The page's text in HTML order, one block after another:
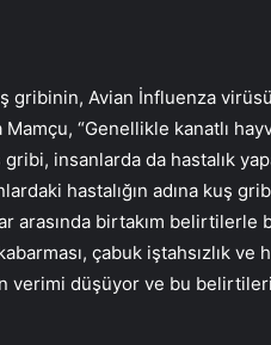
gribinin, Avian İnfluenza
“Genellikle kanatlı
gribi, insanlarda da hastalık
hastalığın adına kuş
arasında birtakım belirtilerle
çabuk iştahsızlık
verimi düşüyor ve bu